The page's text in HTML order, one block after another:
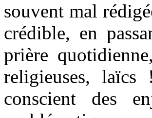
souvent mal
crédible, en
prière
religieuses,
conscient des